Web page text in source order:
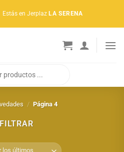
Estás en Jerplaz LA SERENA
/ Página 4
FILTRAR